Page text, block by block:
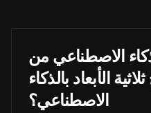
الاصطناعي من
الأبعاد بالذكاء
الاصطناعي؟